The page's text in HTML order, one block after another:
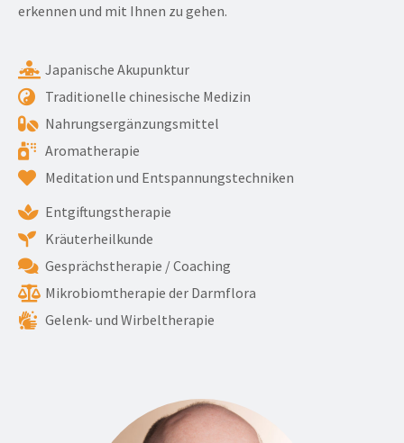
erkennen und mit Ihnen zu gehen.
Japanische Akupunktur
Traditionelle chinesische Medizin
Nahrungsergänzungsmittel
Aromatherapie
Meditation und Entspannungstechniken
Entgiftungstherapie
Kräuterheilkunde
Gesprächstherapie / Coaching
Mikrobiomtherapie der Darmflora
Gelenk- und Wirbeltherapie